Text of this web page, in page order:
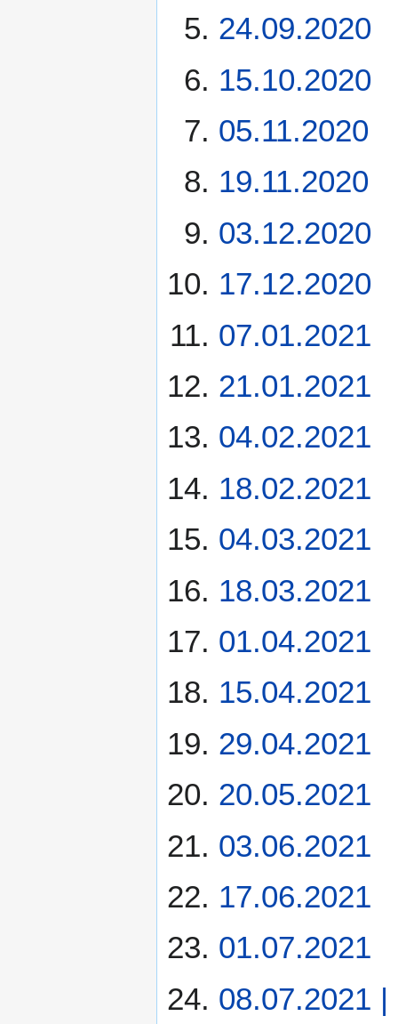
24.09.2020
15.10.2020
05.11.2020
19.11.2020
03.12.2020
17.12.2020
07.01.2021
21.01.2021
04.02.2021
18.02.2021
04.03.2021
18.03.2021
01.04.2021
15.04.2021
29.04.2021
20.05.2021
03.06.2021
17.06.2021
01.07.2021
08.07.2021